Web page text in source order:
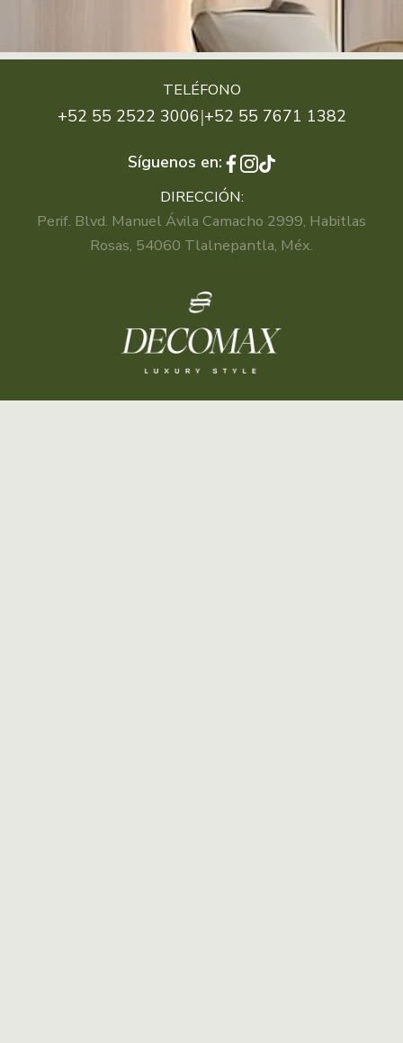
TELÉFONO
+52 55 2522 3006|+52 55 7671 1382
Síguenos en:
DIRECCIÓN:
Perif. Blvd. Manuel Ávila Camacho 2999, Habitlas
Rosas, 54060 Tlalnepantla, Méx.